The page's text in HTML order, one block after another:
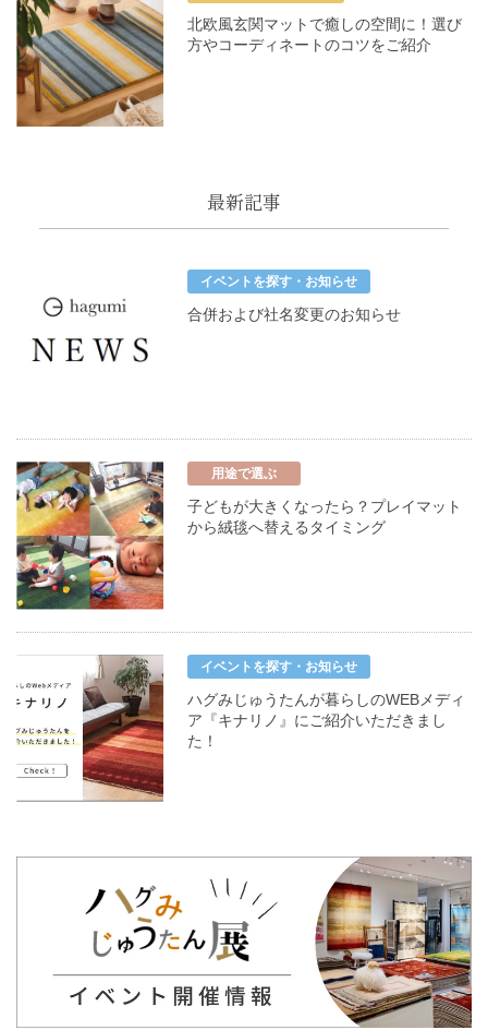
北欧風玄関マットで癒しの空間に！選び
方やコーディネートのコツをご紹介
最新記事
イベントを探す・お知らせ
合併および社名変更のお知らせ
用途で選ぶ
子どもが大きくなったら？プレイマット
から絨毯へ替えるタイミング
イベントを探す・お知らせ
ハグみじゅうたんが暮らしのWEBメディ
ア『キナリノ』にご紹介いただきまし
た！